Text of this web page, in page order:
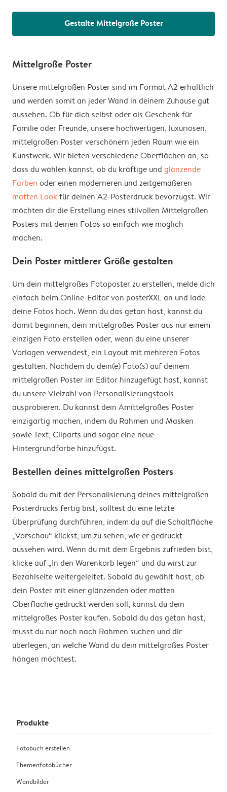
Gestalte Mittelgroße Poster
Mittelgroße Poster
Unsere mittelgroßen Poster sind im Format A2 erhältlich
und werden somit an jeder Wand in deinem Zuhause gut
aussehen. Ob für dich selbst oder als Geschenk für
Familie oder Freunde, unsere hochwertigen, luxuriösen,
mittelgroßen Poster verschönern jeden Raum wie ein
Kunstwerk. Wir bieten verschiedene Oberflächen an, so
dass du wählen kannst, ob du kräftige und glänzende
Farben oder einen moderneren und zeitgemäßeren
matten Lookfür deinen A2-Posterdruck bevorzugst. Wir
möchten dir die Erstellung eines stilvollen Mittelgroßen
Posters mit deinen Fotos so einfach wie möglich
machen.
Dein Poster mittlerer Größe gestalten
Um dein mittelgroßes Fotoposter zu erstellen, melde dich
einfach beim Online-Editor von posterXXL an und lade
deine Fotos hoch. Wenn du das getan hast, kannst du
damit beginnen, dein mittelgroßes Poster aus nur einem
einzigen Foto erstellen oder, wenn du eine unserer
Vorlagen verwendest, ein Layout mit mehreren Fotos
gestalten. Nachdem du dein(e) Foto(s) auf deinem
mittelgroßen Poster im Editor hinzugefügt hast, kannst
du unsere Vielzahl von Personalisierungstools
ausprobieren. Du kannst dein Amittelgroßes Poster
einzigartig machen, indem du Rahmen und Masken
sowie Text, Cliparts und sogar eine neue
Hintergrundfarbe hinzufügst.
Bestellen deines mittelgroßen Posters
Sobald du mit der Personalisierung deines mittelgroßen
Posterdrucks fertig bist, solltest du eine letzte
Überprüfung durchführen, indem du auf die Schaltfläche
„Vorschau“ klickst, um zu sehen, wie er gedruckt
aussehen wird. Wenn du mit dem Ergebnis zufrieden bist,
klicke auf „In den Warenkorb legen“ und du wirst zur
Bezahlseite weitergeleitet. Sobald du gewählt hast, ob
dein Poster mit einer glänzenden oder matten
Oberfläche gedruckt werden soll, kannst du dein
mittelgroßes Poster kaufen. Sobald du das getan hast,
musst du nur noch nach Rahmen suchen und dir
überlegen, an welche Wand du dein mittelgroßes Poster
hängen möchtest.
Produkte
Fotobuch erstellen
Themenfotobücher
Wandbilder